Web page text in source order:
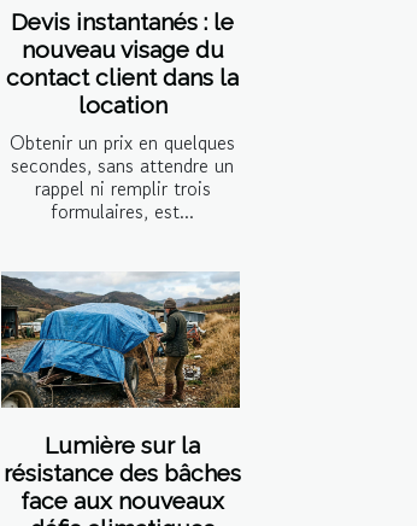
Devis instantanés : le
nouveau visage du
contact client dans la
location
Obtenir un prix en quelques
secondes, sans attendre un
rappel ni remplir trois
formulaires, est...
Lumière sur la
résistance des bâches
face aux nouveaux